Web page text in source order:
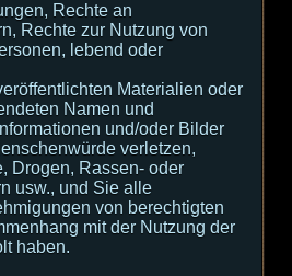
Rechte an
Rechte zur Nutzung von
lebend oder
Materialien oder
Namen und
und/oder Bilder
verletzen,
Drogen, Rassen- oder
usw., und Sie alle
von berechtigten
mit der Nutzung der
haben.